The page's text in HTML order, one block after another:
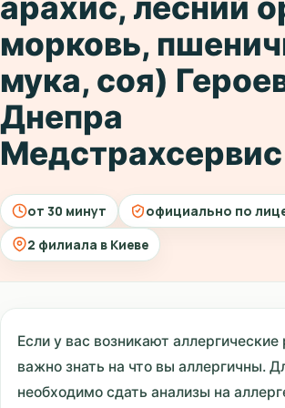
морковь,
мука, соя)
Днепра
Медстрахсервис
от 30 минут
официально по
2 филиала в Киеве
Если у вас возникают аллергические
важно знать на что вы аллергичны.
необходимо сдать анализы на